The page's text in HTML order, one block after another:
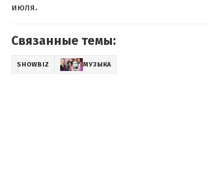
июля.
Связанные темы:
SHOWBIZ МУЗЫКА